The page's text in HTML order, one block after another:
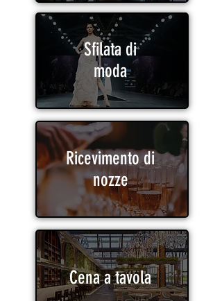
Sfilata di
moda
Ricevimento di
nozze
Cena a tavola